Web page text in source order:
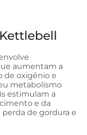
aumentam a
de oxigênio e
metabolismo
estimulam a
e da
de gordura e